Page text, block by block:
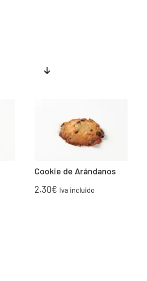
Cookie de Arándanos
2.30€ Iva incluido